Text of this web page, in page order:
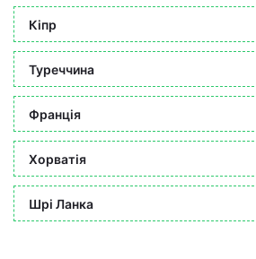
Кіпр
Туреччина
Франція
Хорватія
Шрі Ланка